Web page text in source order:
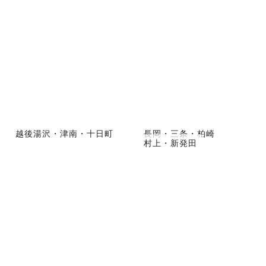
越後湯沢・津南・十日町
長岡・三条・柏崎
村上・新発田